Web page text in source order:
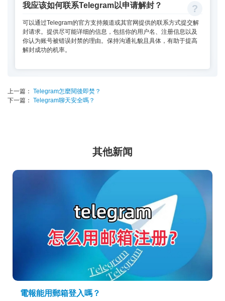
我应该如何联系Telegram以申请解封？
可以通过Telegram的官方支持频道或其官网提供的联系方式提交解
封请求。提供尽可能详细的信息，包括你的用户名、注册信息以及
你认为账号被错误封禁的理由。保持沟通礼貌且具体，有助于提高
解封成功的机率。
上一篇： Telegram怎麼閱後即焚？
下一篇： Telegram聊天安全嗎？
其他新闻
電報能用郵箱登入嗎？